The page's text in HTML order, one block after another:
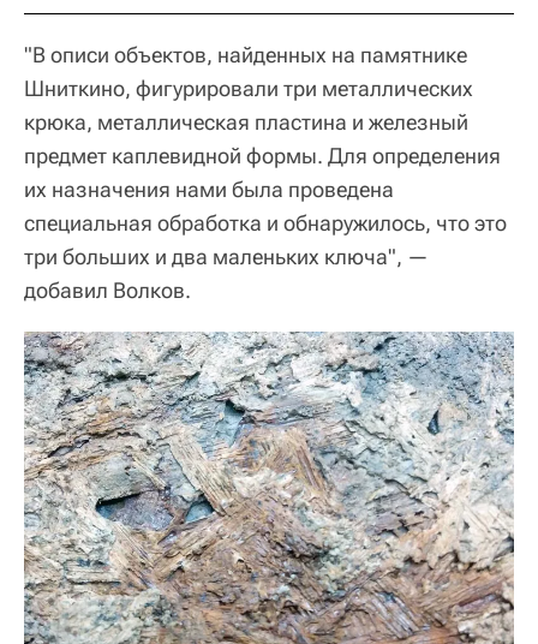
"В описи объектов, найденных на памятнике
Шниткино, фигурировали три металлических
крюка, металлическая пластина и железный
предмет каплевидной формы. Для определения
их назначения нами была проведена
специальная обработка и обнаружилось, что это
три больших и два маленьких ключа", —
добавил Волков.